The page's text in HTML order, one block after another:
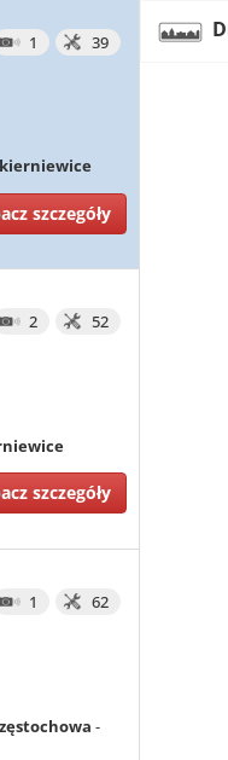
1 39
szczegóły
2 52
szczegóły
1 62
-